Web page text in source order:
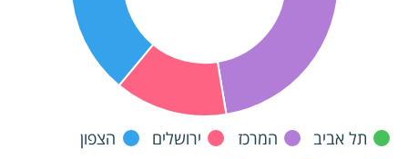
תל אביב המרכז ירושלים
הצפון